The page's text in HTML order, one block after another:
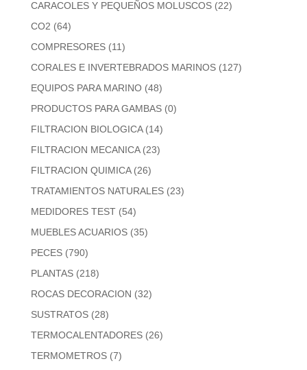
CARACOLES Y PEQUEÑOS MOLUSCOS (22)
CO2 (64)
COMPRESORES (11)
CORALES E INVERTEBRADOS MARINOS (127)
EQUIPOS PARA MARINO (48)
PRODUCTOS PARA GAMBAS (0)
FILTRACION BIOLOGICA (14)
FILTRACION MECANICA (23)
FILTRACION QUIMICA (26)
TRATAMIENTOS NATURALES (23)
MEDIDORES TEST (54)
MUEBLES ACUARIOS (35)
PECES (790)
PLANTAS (218)
ROCAS DECORACION (32)
SUSTRATOS (28)
TERMOCALENTADORES (26)
TERMOMETROS (7)